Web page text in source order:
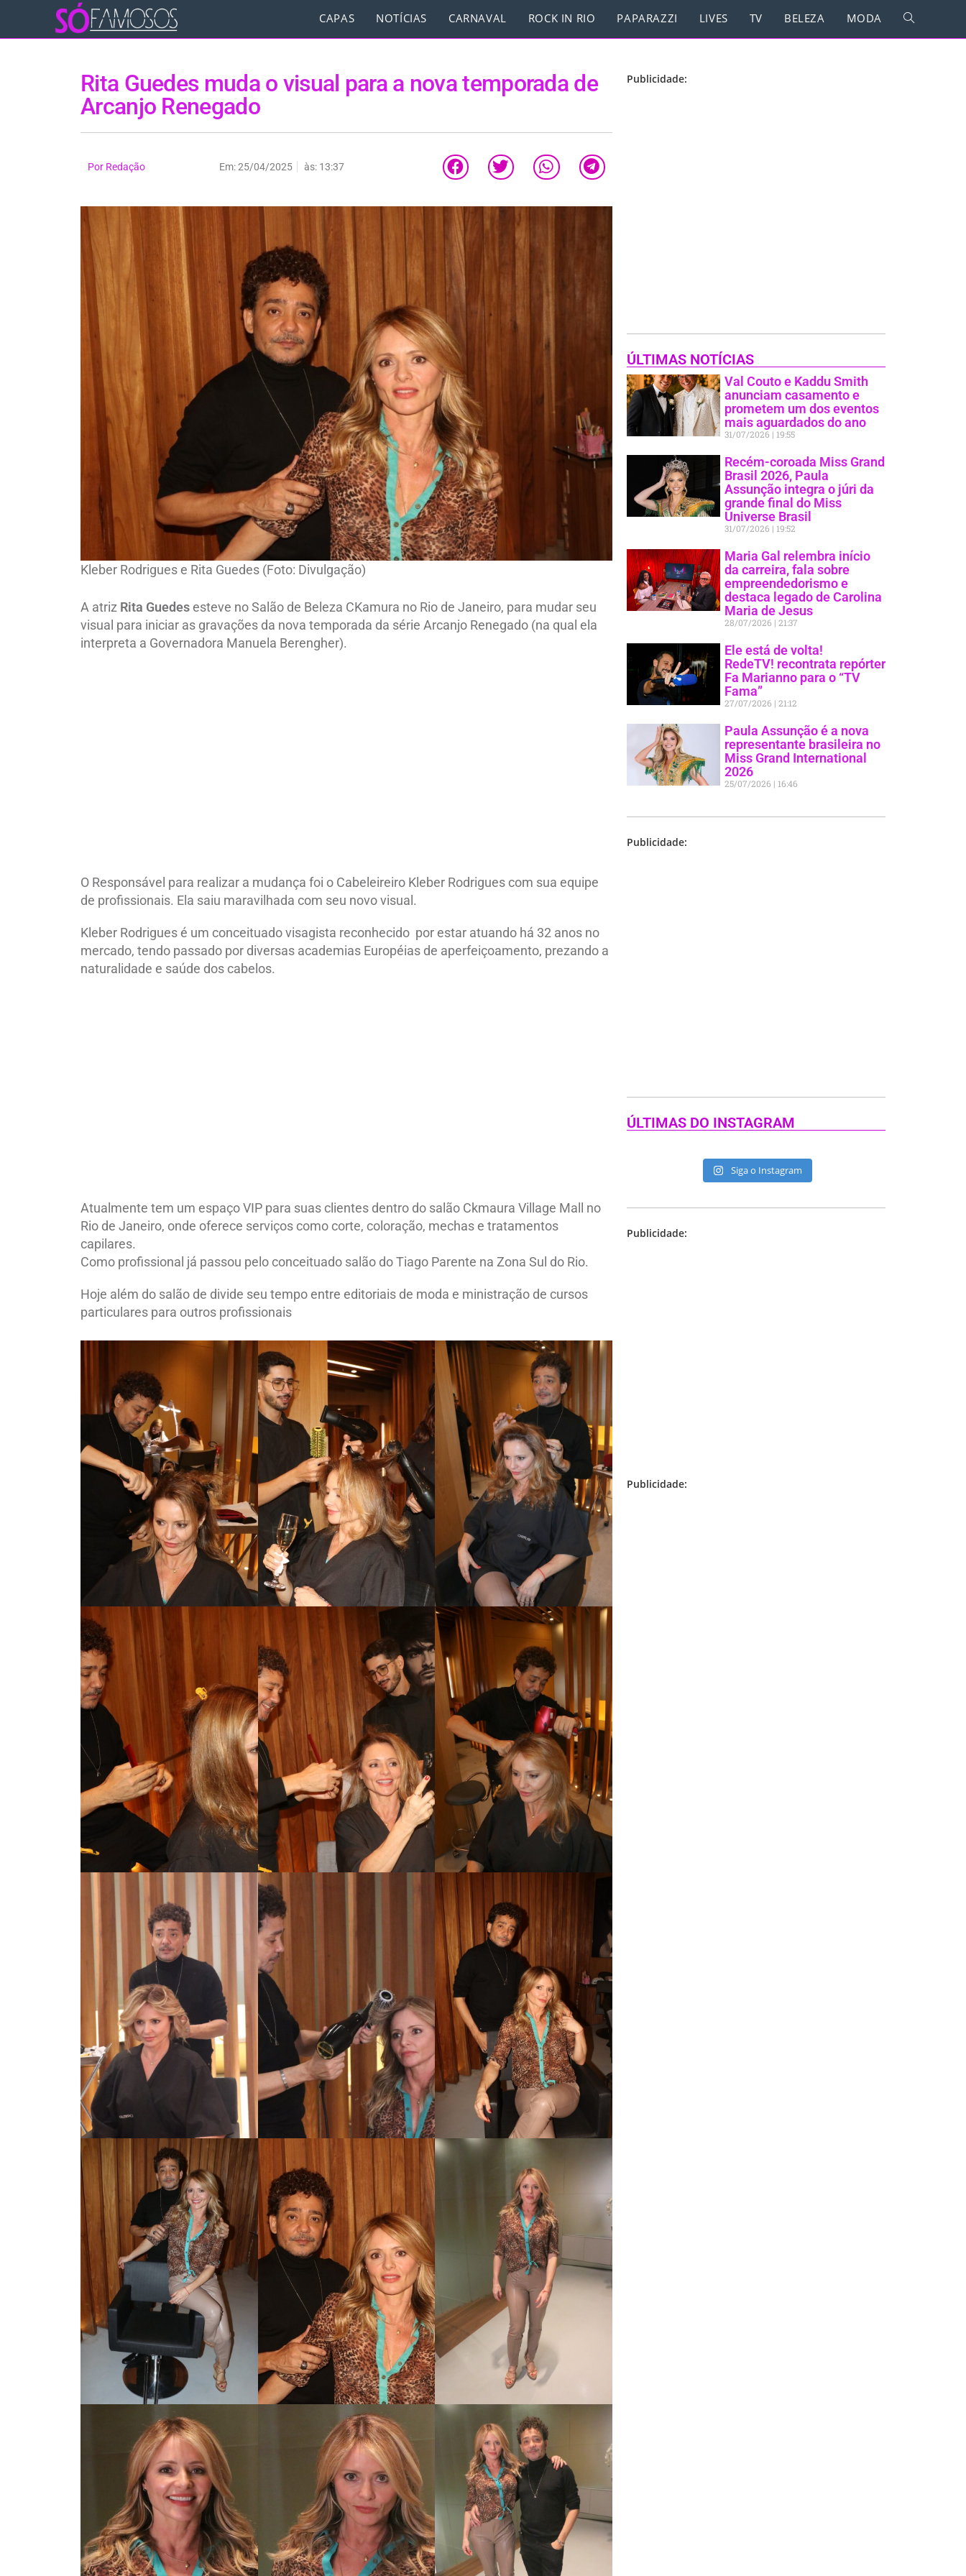
CAPAS NOTÍCIAS CARNAVAL ROCK IN RIO PAPARAZZI LIVES TV BELEZA MODA
Rita Guedes muda o visual para a nova temporada de
Arcanjo Renegado
Por Redação Em:25/04/2025 às: 13:37
Kleber Rodrigues e Rita Guedes (Foto: Divulgação)
A atriz Rita Guedesesteve no Salão de Beleza CKamura no Rio de Janeiro, para mudar seu
visual para iniciar as gravações da nova temporada da série Arcanjo Renegado (na qual ela
interpreta a Governadora Manuela Berengher).
O Responsável para realizar a mudança foi o Cabeleireiro Kleber Rodrigues com sua equipe
de profissionais. Ela saiu maravilhada com seu novo visual.
Kleber Rodrigues é um conceituado visagista reconhecido por estar atuando há 32 anos no
mercado, tendo passado por diversas academias Européias de aperfeiçoamento, prezando a
naturalidade e saúde dos cabelos.
Atualmente tem um espaço VIP para suas clientes dentro do salão Ckmaura Village Mall no
Rio de Janeiro, onde oferece serviços como corte, coloração, mechas e tratamentos
capilares.
Como profissional já passou pelo conceituado salão do Tiago Parente na Zona Sul do Rio.
Hoje além do salão de divide seu tempo entre editoriais de moda e ministração de cursos
particulares para outros profissionais
Publicidade:
ÚLTIMAS NOTÍCIAS
Val Couto e Kaddu Smith
anunciam casamento e
prometem um dos eventos
mais aguardados do ano
31/07/2026 19:55
Recém-coroada Miss Grand
Brasil 2026, Paula
Assunção integra o júri da
grande final do Miss
Universe Brasil
31/07/2026 19:52
Maria Gal relembra início
da carreira, fala sobre
empreendedorismo e
destaca legado de Carolina
Maria de Jesus
28/07/2026 21:37
Ele está de volta!
RedeTV! recontrata repórter
Fa Marianno para o “TV
Fama”
27/07/2026 21:12
Paula Assunção é a nova
representante brasileira no
Miss Grand International
2026
25/07/2026 16:46
Publicidade:
ÚLTIMAS DO INSTAGRAM
Siga o Instagram
Publicidade:
Publicidade: